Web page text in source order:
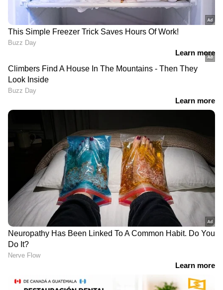
പരാതിയടക്കം
അന്വേഷിക്കും;
ചെന്നിത്തലയുടെ ഉറപ്പ്,
അന്വേഷണം ക്രൈം
ബ്രാഞ്ചിന് കൈമാറി
അധ്യാപകൻ; സംഭവം
സമ്പൂർണ
മദ്യനിരോധനമുള്ള
ഗുജറാത്തിൽ
LATEST VIDEOS
കള്ളുഷാപ്പുകൾക്ക് ഇനി മുതൽ
ഭക്ഷ്യസുരക്ഷ ലൈസൻസ്
നിർബന്ധം
ദില്ലിയിൽ ശക്തമായ മഴ;